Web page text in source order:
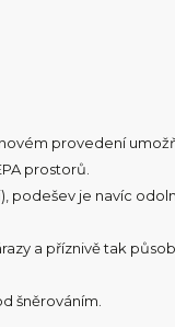
provedení
prostorů.
podešev je navíc
a příznivě tak
šněrováním.